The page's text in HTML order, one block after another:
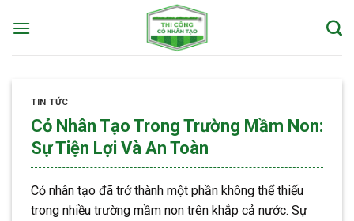
TIN TỨC
Cỏ Nhân Tạo Trong Trường Mầm Non:
Sự Tiện Lợi Và An Toàn
Cỏ nhân tạo đã trở thành một phần không thể thiếu
trong nhiều trường mầm non trên khắp cả nước. Sự